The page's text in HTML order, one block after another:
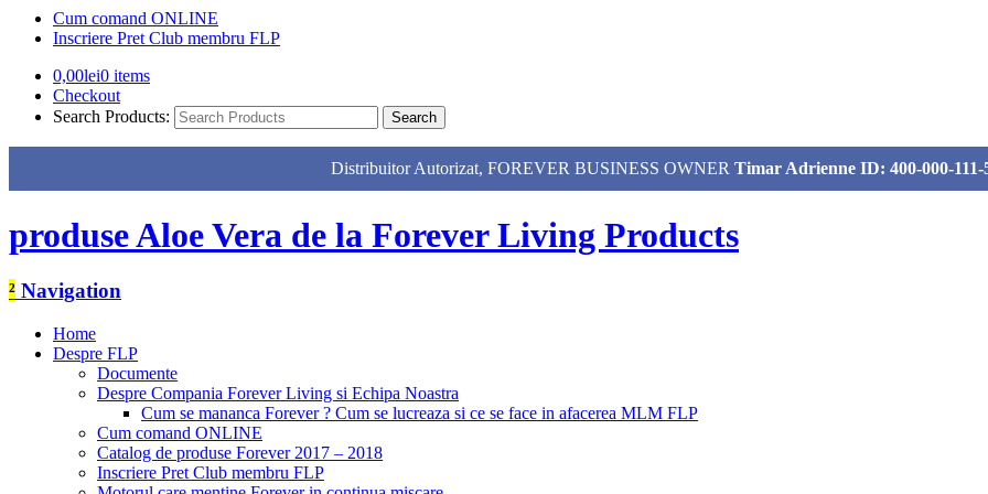
Cum comand ONLINE
Inscriere Pret Club membru FLP
0,00lei0 items
Checkout
Search Products:
Distribuitor Autorizat, FOREVER BUSINESS OWNER Timar Adrienne ID: 400-000-111-
produse Aloe Vera de la Forever Living Products
² Navigation
Home
Despre FLP
Documente
Despre Compania Forever Living si Echipa Noastra
Cum se mananca Forever ? Cum se lucreaza si ce se face in afacerea MLM FLP
Cum comand ONLINE
Catalog de produse Forever 2017 – 2018
Inscriere Pret Club membru FLP